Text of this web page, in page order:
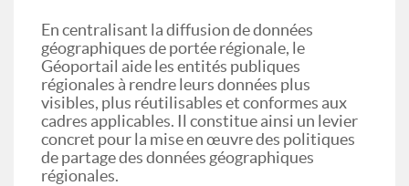
En centralisant la diffusion de données
géographiques de portée régionale, le
Géoportail aide les entités publiques
régionales à rendre leurs données plus
visibles, plus réutilisables et conformes aux
cadres applicables. Il constitue ainsi un levier
concret pour la mise en œuvre des politiques
de partage des données géographiques
régionales.